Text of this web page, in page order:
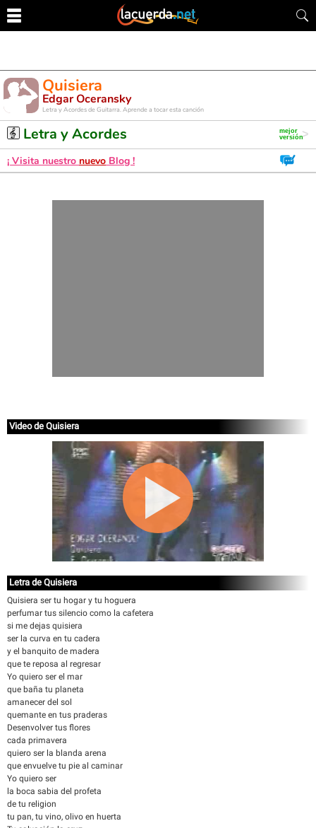
Quisiera
Edgar Oceransky
Letra y Acordes de Guitarra. Aprende a tocar esta canción
Letra y Acordes
¡ Visita nuestro nuevo Blog !
Video de Quisiera
Letra de Quisiera
Quisiera ser tu hogar y tu hoguera
perfumar tus silencio como la cafetera
si me dejas quisiera
ser la curva en tu cadera
y el banquito de madera
que te reposa al regresar
Yo quiero ser el mar
que baña tu planeta
amanecer del sol
quemante en tus praderas
Desenvolver tus flores
cada primavera
quiero ser la blanda arena
que envuelve tu pie al caminar
Yo quiero ser
la boca sabia del profeta
de tu religion
tu pan, tu vino, olivo en huerta